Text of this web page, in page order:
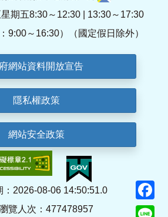
期五8:30～12:30 | 13:30～17:30
9:00～16:30）（國定假日除外）
網站資料開放宣告
隱私權政策
網站安全政策
：2026-08-06 14:50:51.0
覽人次：477478957